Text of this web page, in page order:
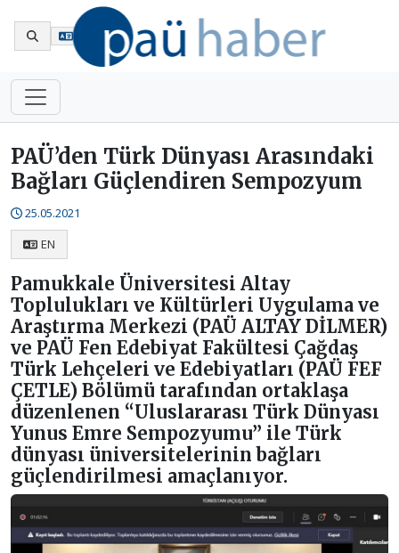
PAÜ’den Türk Dünyası Arasındaki
Bağları Güçlendiren Sempozyum
25.05.2021
EN
Pamukkale Üniversitesi Altay
Toplulukları ve Kültürleri Uygulama ve
Araştırma Merkezi (PAÜ ALTAY DİLMER)
ve PAÜ Fen Edebiyat Fakültesi Çağdaş
Türk Lehçeleri ve Edebiyatları (PAÜ FEF
ÇETLE) Bölümü tarafından ortaklaşa
düzenlenen “Uluslararası Türk Dünyası
Yunus Emre Sempozyumu” ile Türk
dünyası üniversitelerinin bağları
güçlendirilmesi amaçlanıyor.